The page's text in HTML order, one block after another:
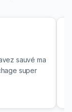
sauvé ma
super